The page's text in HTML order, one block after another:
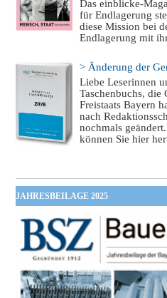
Das einblicke-
für Endlagerung
diese Mission bei
Endlagerung mit
> Änderung der
Liebe Leserinnen
Taschenbuchs, die
Freistaats Bayern
nach
nochmals
können Sie hier
JAHRESBEILAGE 2025